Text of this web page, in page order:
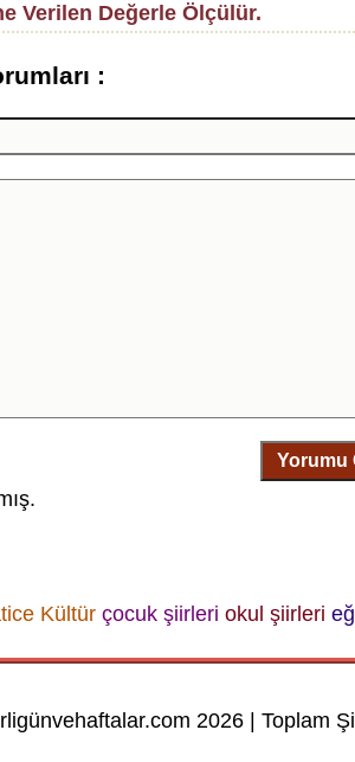
Verilen Değerle Ölçülür.
:
Yorumu
Kültür çocuk şiirleri okul şiirleri
2026 | Toplam